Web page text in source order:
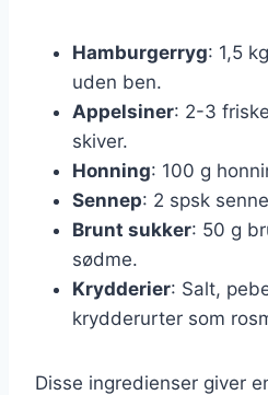
Hamburgerryg: 1,5
uden ben.
Appelsiner: 2-3
skiver.
Honning: 100 g
Sennep: 2 spsk
Brunt sukker: 50 g
sødme.
Krydderier: Salt,
krydderurter som
Disse ingredienser giver